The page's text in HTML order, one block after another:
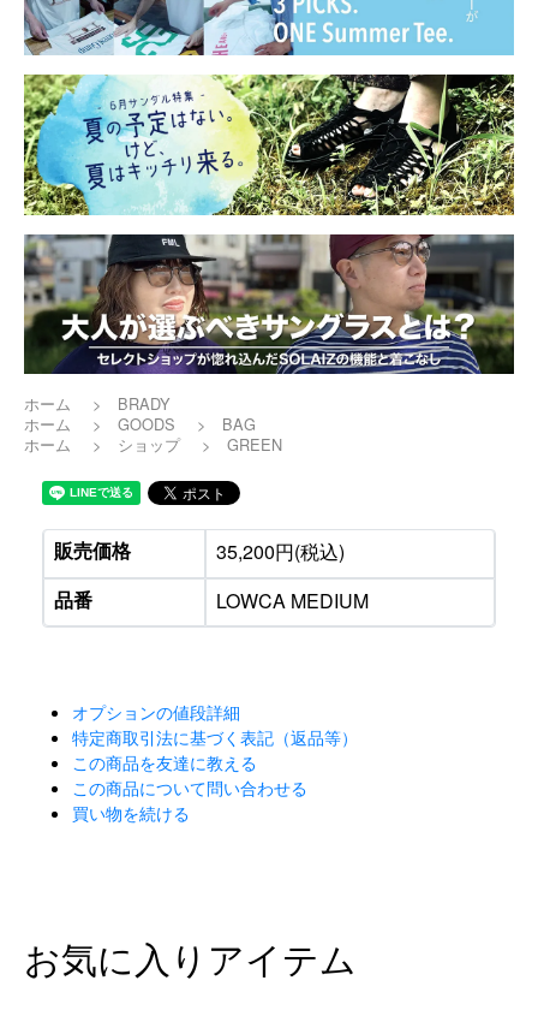
ホーム >
BRADY
ホーム
> GOODS >
BAG
ホーム
> ショップ > GREEN
販売価格
35,200円(税込)
品番
LOWCA MEDIUM
オプションの値段詳細
特定商取引法に基づく表記（返品等）
この商品を友達に教える
この商品について問い合わせる
買い物を続ける
お気に入りアイテム